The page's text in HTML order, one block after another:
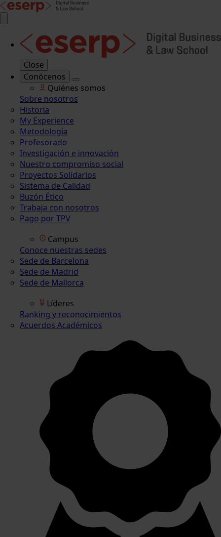
Close
Conócenos
Quiénes somos
Sobre nosotros
Historia
My Experience
Metodología
Profesorado
Investigación e innovación
Nuestro compromiso social
Proyectos Solidarios
Sistema de Calidad
Buzón Ético
Trabaja con nosotros
Pago por TPV
Campus
Conoce nuestras sedes
Sede de Barcelona
Sede de Madrid
Sede de Mallorca
Líderes
Ranking y reconocimientos
Acuerdos Académicos